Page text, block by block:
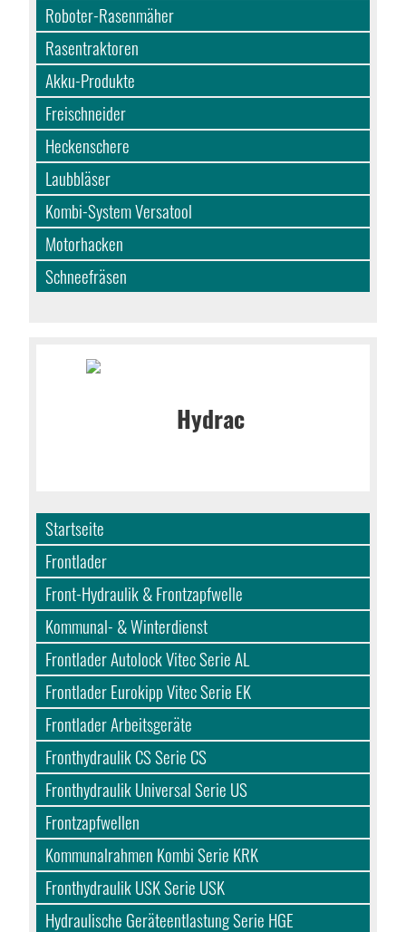
Roboter-Rasenmäher
Rasentraktoren
Akku-Produkte
Freischneider
Heckenschere
Laubbläser
Kombi-System Versatool
Motorhacken
Schneefräsen
Startseite
Frontlader
Front-Hydraulik & Frontzapfwelle
Kommunal- & Winterdienst
Frontlader Autolock Vitec Serie AL
Frontlader Eurokipp Vitec Serie EK
Frontlader Arbeitsgeräte
Fronthydraulik CS Serie CS
Fronthydraulik Universal Serie US
Frontzapfwellen
Kommunalrahmen Kombi Serie KRK
Fronthydraulik USK Serie USK
Hydraulische Geräteentlastung Serie HGE